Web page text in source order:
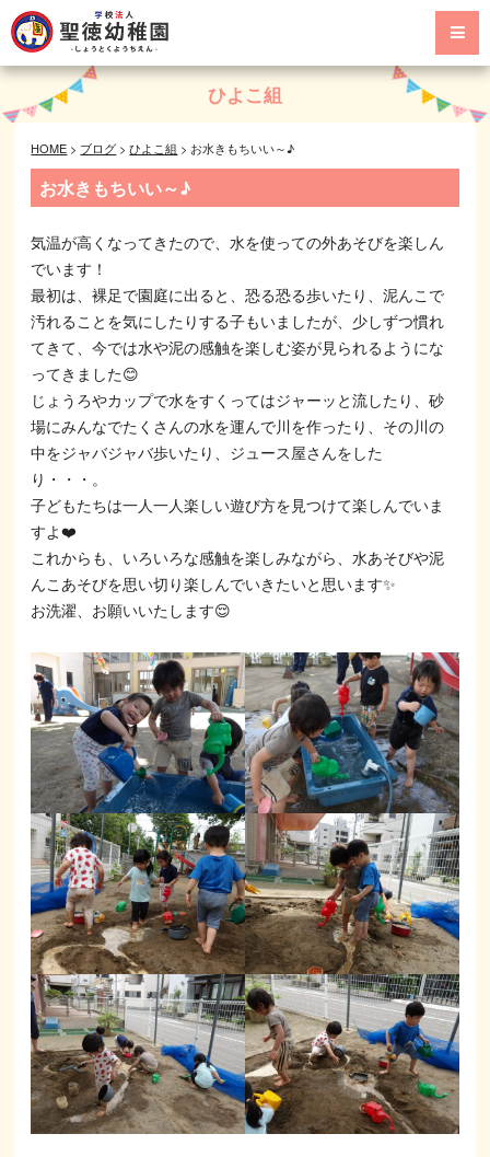
ひよこ組
HOME > ブログ >ひよこ組 > お水きもちいい～♪
お水きもちいい～♪
気温が高くなってきたので、水を使っての外あそびを楽しん
でいます！
最初は、裸足で園庭に出ると、恐る恐る歩いたり、泥んこで
汚れることを気にしたりする子もいましたが、少しずつ慣れ
てきて、今では水や泥の感触を楽しむ姿が見られるようにな
ってきました😊
じょうろやカップで水をすくってはジャーッと流したり、砂
場にみんなでたくさんの水を運んで川を作ったり、その川の
中をジャバジャバ歩いたり、ジュース屋さんをした
り・・・。
子どもたちは一人一人楽しい遊び方を見つけて楽しんでいま
すよ❤️
これからも、いろいろな感触を楽しみながら、水あそびや泥
んこあそびを思い切り楽しんでいきたいと思います✨
お洗濯、お願いいたします😌